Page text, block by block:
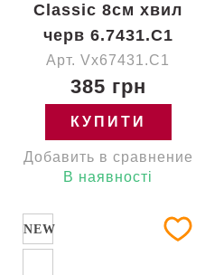
Classic 8см хвил
черв 6.7431.C1
Арт. Vx67431.C1
385 грн
КУПИТИ
Добавить в сравнение
В наявності
NEW